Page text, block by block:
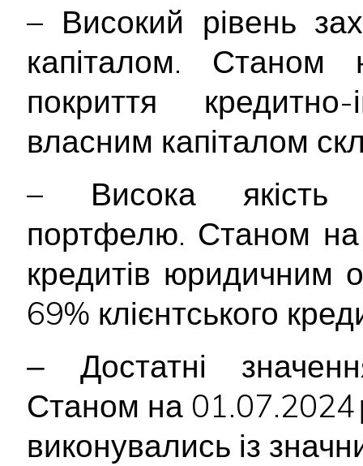
– Високий рівень
капіталом.
покриття кредитно-
власним капіталом
– Висока якість
портфелю. Станом
кредитів юридичним
69% клієнтського
‒ Достатні
Станом на 01.07.2024
виконувались із